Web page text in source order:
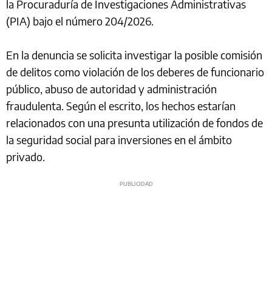
la Procuraduría de Investigaciones Administrativas
(PIA) bajo el número 204/2026.
En la denuncia se solicita investigar la posible comisión
de delitos como violación de los deberes de funcionario
público, abuso de autoridad y administración
fraudulenta. Según el escrito, los hechos estarían
relacionados con una presunta utilización de fondos de
la seguridad social para inversiones en el ámbito
privado.